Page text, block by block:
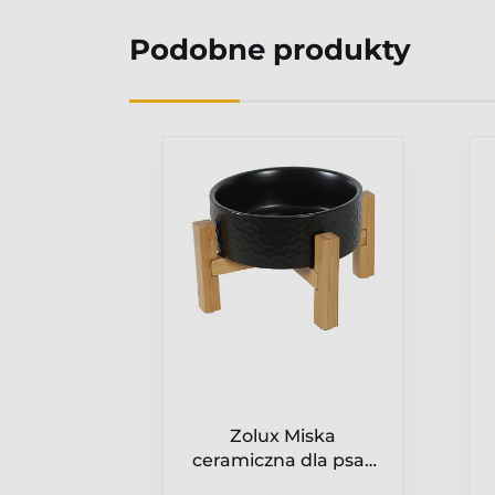
Podobne produkty
Zolux Miska
ceramiczna dla psa i